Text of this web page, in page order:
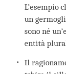
L’esempio
un
sono né
entità
Il